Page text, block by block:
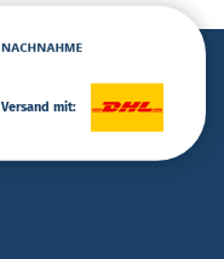
Versand mit: